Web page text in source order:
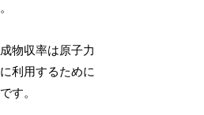
物収率は原子力
利用するために
す。